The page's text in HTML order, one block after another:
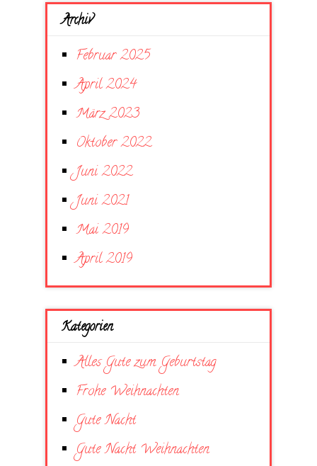
Archiv
Februar 2025
April 2024
März 2023
Oktober 2022
Juni 2022
Juni 2021
Mai 2019
April 2019
Kategorien
Alles Gute zum Geburtstag
Frohe Weihnachten
Gute Nacht
Gute Nacht Weihnachten